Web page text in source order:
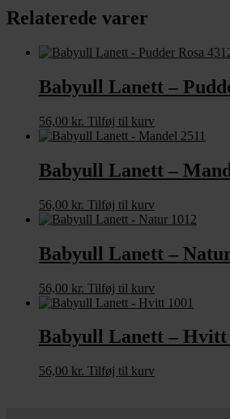
Relaterede varer
Babyull Lanett –
56,00 kr. Tilføj til kurv
Babyull Lanett –
56,00 kr. Tilføj til kurv
Babyull Lanett –
56,00 kr. Tilføj til kurv
Babyull Lanett – Hvitt
56,00 kr. Tilføj til kurv